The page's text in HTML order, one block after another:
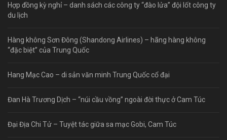
Hợp đồng kỳ nghỉ – danh sách các công ty “đào lửa” đội lốt công ty
du lịch
Hàng không Sơn Đông (Shandong Airlines) – hãng hàng không
“đặc biệt” của Trung Quốc
Hang Mạc Cao – di sản văn minh Trung Quốc cổ đại
Đan Hà Trương Dịch – “núi cầu vồng” ngoài đời thực ở Cam Túc
Đại Địa Chi Tử – Tuyệt tác giữa sa mạc Gobi, Cam Túc